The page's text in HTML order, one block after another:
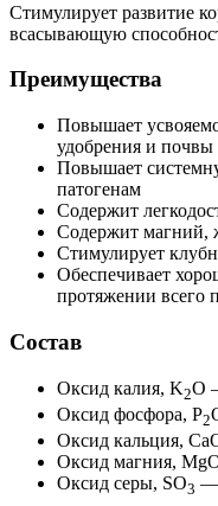
Стимулирует развитие
всасывающую
Преимущества
Повышает
удобрения и почвы
Повышает
патогенам
Содержит
Содержит магний,
Стимулирует
Обеспечивает
протяжении всего
Состав
Оксид калия, K2O
Оксид фосфора, P2
Оксид кальция,
Оксид магния,
Оксид серы, SO3 —